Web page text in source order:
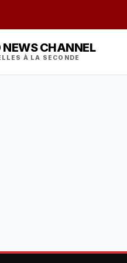
CHANNEL
À LA SECONDE